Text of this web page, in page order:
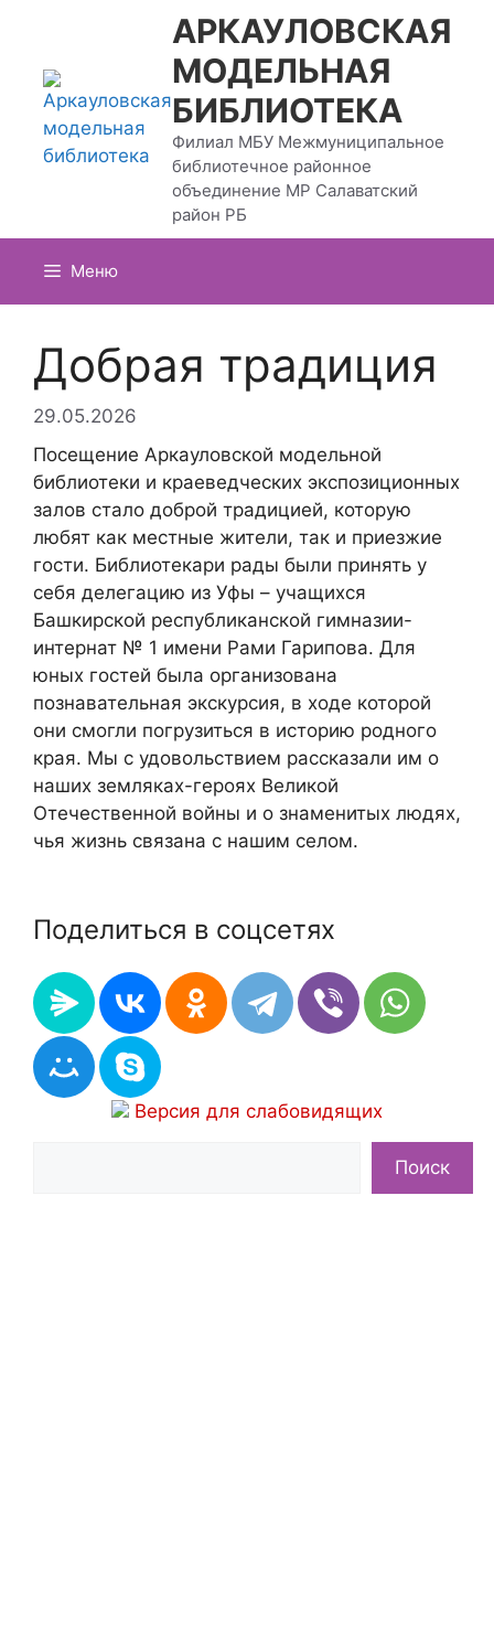
содержимому
АРКАУЛОВСКАЯ
МОДЕЛЬНАЯ
БИБЛИОТЕКА
Филиал МБУ Межмуниципальное
библиотечное районное
объединение МР Салаватский
район РБ
Меню
Добрая традиция
29.05.2026
Посещение Аркауловской модельной
библиотеки и краеведческих экспозиционных
залов стало доброй традицией, которую
любят как местные жители, так и приезжие
гости. Библиотекари рады были принять у
себя делегацию из Уфы – учащихся
Башкирской республиканской гимназии-
интернат № 1 имени Рами Гарипова. Для
юных гостей была организована
познавательная экскурсия, в ходе которой
они смогли погрузиться в историю родного
края. Мы с удовольствием рассказали им о
наших земляках-героях Великой
Отечественной войны и о знаменитых людях,
чья жизнь связана с нашим селом.
Поделиться в соцсетях
Версия для слабовидящих
Поиск